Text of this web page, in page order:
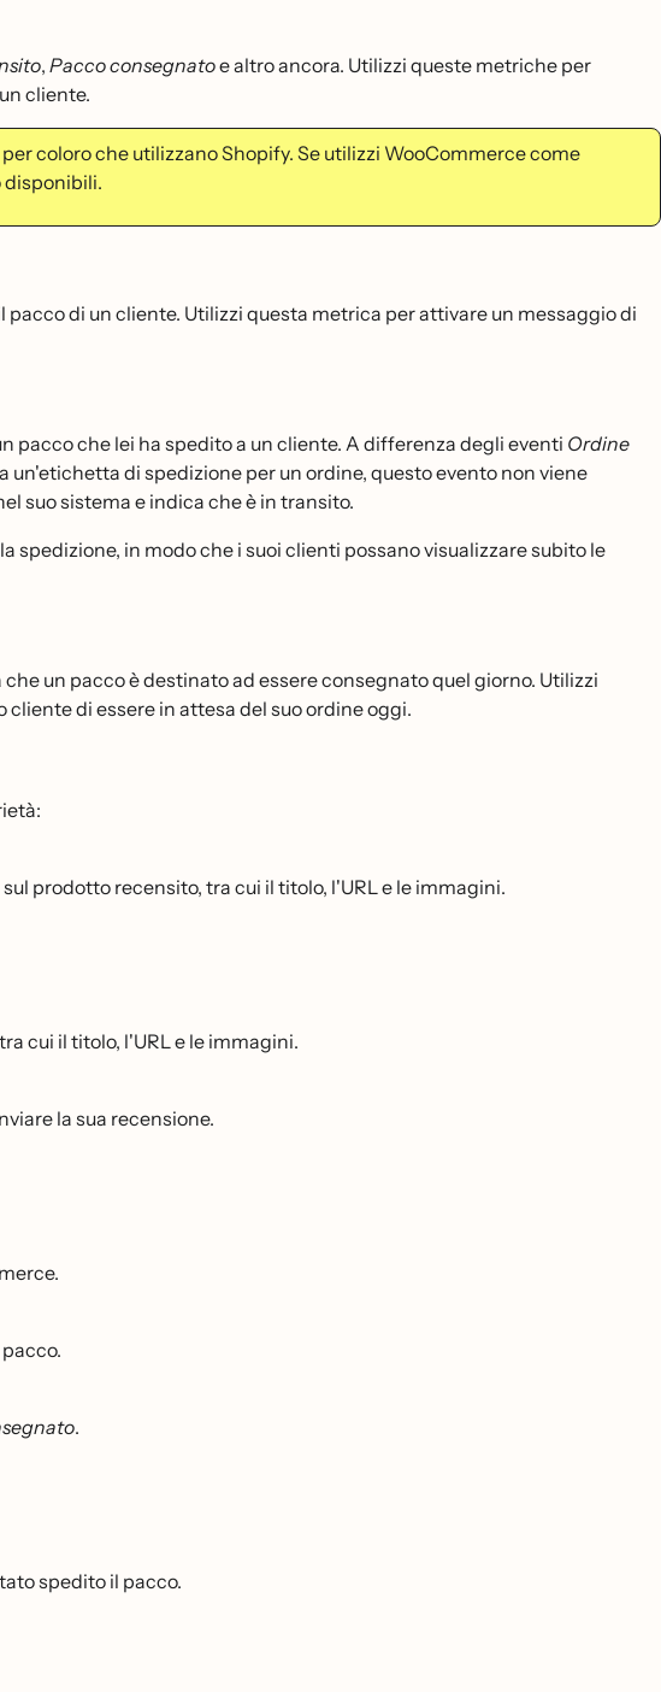
, Pacco consegnatoe altro ancora. Utilizzi queste metriche per
cliente.
coloro che utilizzano Shopify. Se utilizzi WooCommerce come
disponibili.
di un cliente. Utilizzi questa metrica per attivare un messaggio di
pacco che lei ha spedito a un cliente. A differenza degli eventi Ordine
di spedizione per un ordine, questo evento non viene
suo sistema e indica che è in transito.
spedizione, in modo che i suoi clienti possano visualizzare subito le
un pacco è destinato ad essere consegnato quel giorno. Utilizzi
di essere in attesa del suo ordine oggi.
prodotto recensito, tra cui il titolo, l'URL e le immagini.
cui il titolo, l'URL e le immagini.
la sua recensione.
.
spedito il pacco.